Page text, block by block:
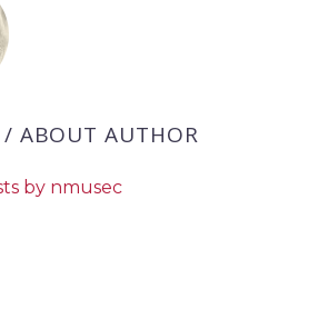
/ ABOUT AUTHOR
by nmusec